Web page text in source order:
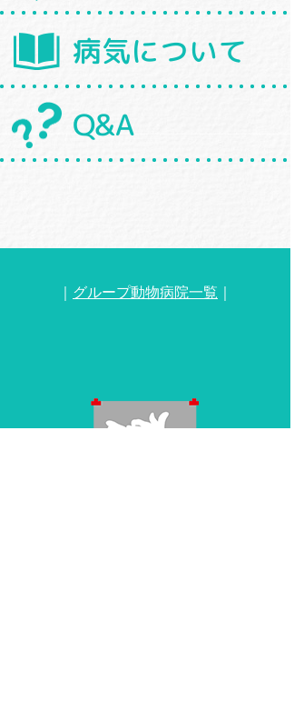
病気について
Q&A
グループ動物病院一覧